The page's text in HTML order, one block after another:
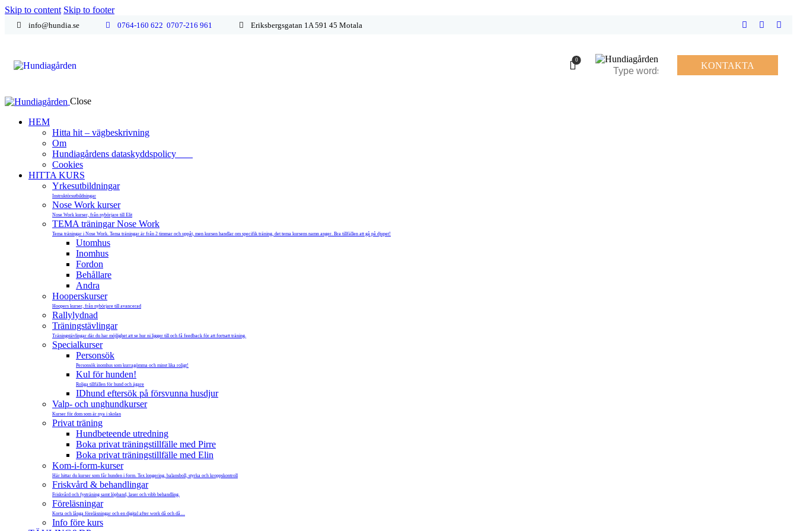
Skip to content Skip to footer
info@hundia.se 0764-160 622 0707-216 961 Eriksbergsgatan 1A 591 45 Motala
0
KONTAKTA
Close
HEM
Hitta hit – vägbeskrivning
Om
Hundiagårdens dataskyddspolicy
Cookies
HITTA KURS
Yrkesutbildningar
Instruktörsutbildningar
Nose Work kurser
Nose Work kurser, från nybörjare till Elit
TEMA träningar Nose Work
Tema träningar i Nose Work. Tema träningar är från 2 timmar och uppåt, men kursen handlar om specifik träning, det tema kursens namn anger. Bra tillfällen att gå på djupet!
Utomhus
Inomhus
Fordon
Behållare
Andra
Hooperskurser
Hoopers kurser, från nybörjare till avancerad
Rallylydnad
Träningstävlingar
Träningstävlingar där du har möjlighet att se hur ni ligger till och få feedback för att fortsatt träning.
Specialkurser
Personsök
Personsök inomhus som kurragömma och minst lika roligt!
Kul för hunden!
Roliga tillfällen för hund och ägare
IDhund eftersök på försvunna husdjur
Valp- och unghundkurser
Kurser för dom som är nya i skolan
Privat träning
Hundbeteende utredning
Boka privat träningstillfälle med Pirre
Boka privat träningstillfälle med Elin
Kom-i-form-kurser
Här hittar du kurser som får hunden i form. Tex longering, balansboll, styrka och kroppskontroll
Friskvård & behandlingar
Friskvård och fysträning samt löpband, laser och vibb behandling.
Föreläsningar
Korta och långa föreläsningar och en digital after work då och då…
Info före kurs